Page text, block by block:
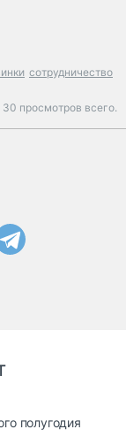
сотрудничество
30 просмотров всего.
полугодия